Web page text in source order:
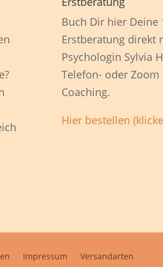
Buch Dir hier Deine
Erstberatung direkt
Psychologin Sylvia
Telefon- oder Zoom
Coaching.
Hier bestellen
Impressum
Versandarten